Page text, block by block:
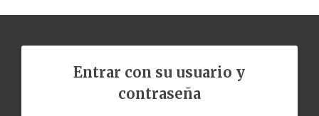
Entrar con su usuario y
contraseña